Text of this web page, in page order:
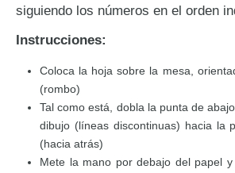
siguiendo los números en el orden
Instrucciones:
Coloca la hoja sobre la mesa,
(rombo)
Tal como está, dobla la punta de
dibujo (líneas discontinuas) hacia la
(hacia atrás)
Mete la mano por debajo del papel